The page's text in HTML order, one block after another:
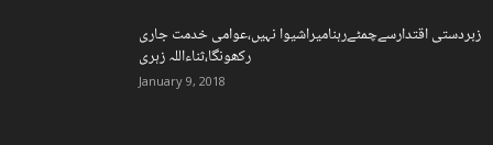
زبردستی اقتدارسےچمٹےرہنامیراشیوا نہیں،عوامی خدمت جاری
رکھونگا،ثناءاللہ زہری
January 9, 2018